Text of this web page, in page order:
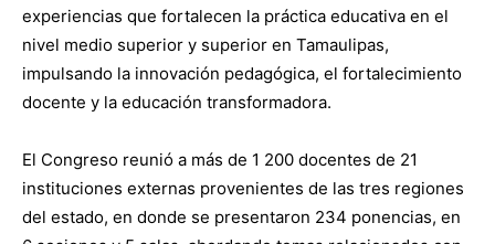
experiencias que fortalecen la práctica educativa en el
nivel medio superior y superior en Tamaulipas,
impulsando la innovación pedagógica, el fortalecimiento
docente y la educación transformadora.
El Congreso reunió a más de 1 200 docentes de 21
instituciones externas provenientes de las tres regiones
del estado, en donde se presentaron 234 ponencias, en